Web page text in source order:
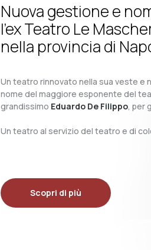
Nuova gestione e
l’ex Teatro Le
nella provincia di
Un teatro rinnovato nella sua veste e
nome del maggiore esponente del
grandissimo Eduardo De Filippo, per
Un teatro al servizio del teatro e di
Scopri di più